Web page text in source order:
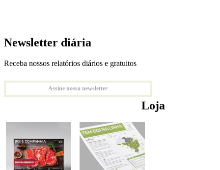
Newsletter diária
Receba nossos relatórios diários e gratuitos
Assine nossa newsletter
Loja